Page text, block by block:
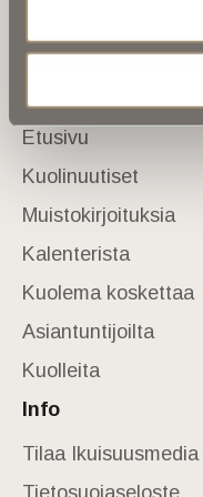
Anna palautetta
Etusivu
Kuolinuutiset
Muistokirjoituksia
Kalenterista
Kuolema koskettaa
Asiantuntijoilta
Kuolleita
Info
Tilaa Ikuisuusmedia
Tietosuojaseloste